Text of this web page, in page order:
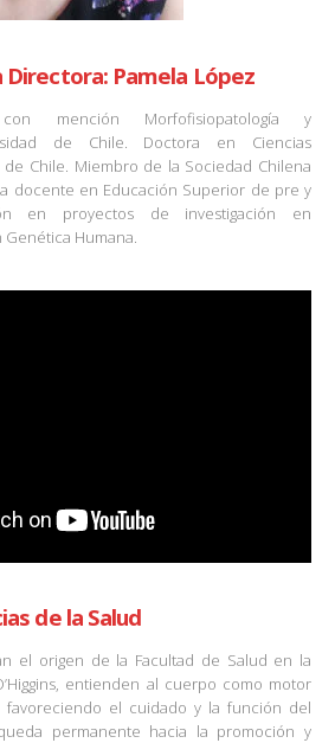
Directora: Pamela López
mención Morfofisiopatología y
de Chile. Doctora en Ciencias
de Chile. Miembro de la Sociedad Chilena
docente en Educación Superior de pre y
en proyectos de investigación en
Humana.
de la Salud
el origen de la Facultad de Salud en la
entienden al cuerpo como motor
favoreciendo el cuidado y la función del
permanente hacia la promoción y